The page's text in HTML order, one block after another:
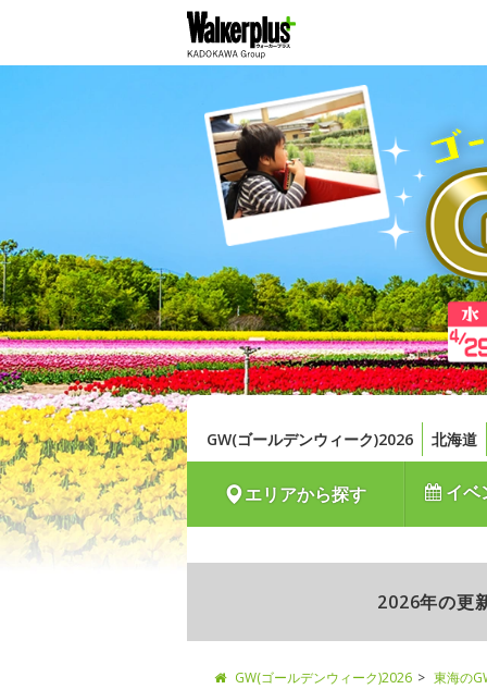
GW(ゴールデンウィーク)2026 北海道
エリアから探す イベ
2026年の更
GW(ゴールデンウィーク)2026 東海の